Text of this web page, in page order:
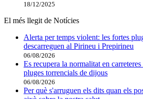
18/12/2025
El més llegit de Notícies
Alerta per temps violent: les fortes
descarreguen al Pirineu i Prepirineu
06/08/2026
Es recupera la normalitat en
pluges torrencials de dijous
06/08/2026
Per què s'arruguen els dits quan els